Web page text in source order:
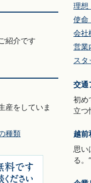
紹介です
産をしていま
種類
理想
使命
会社
営業
スタ
交通
初め
立つ
越前
思い
る。